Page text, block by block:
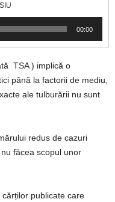
00:00
TSA ) implică o
până la factorii de mediu,
ale tulburării nu sunt
redus de cazuri
făcea scopul unor
publicate care